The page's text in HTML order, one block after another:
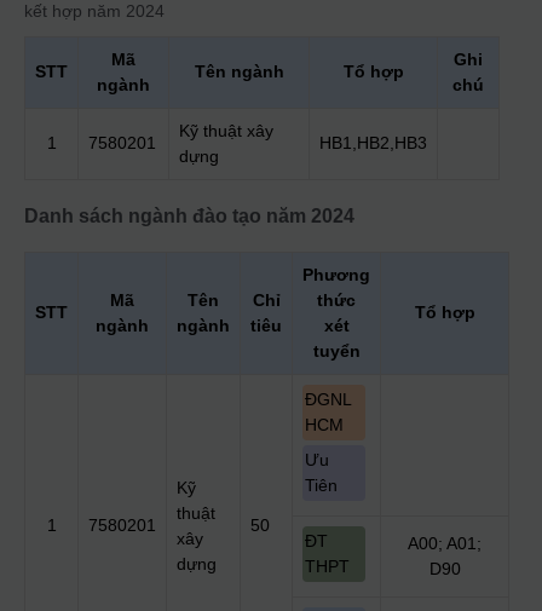
kết hợp năm 2024
STT
Mã
ngành
Tên ngành Tổ hợp
Ghi
chú
1 7580201
Kỹ thuật xây
dựng
HB1,HB2,HB3
Danh sách ngành đào tạo năm 2024
STT
Mã
ngành
Tên
ngành
Chỉ
tiêu
Phương
thức
xét
tuyển
Tổ hợp
1 7580201
Kỹ
thuật
xây
dựng
50
ĐGNL
HCM
Ưu
Tiên
ĐT
THPT
A00; A01;
D90